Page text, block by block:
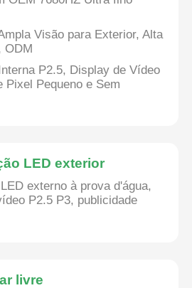
Visão para Exterior, Alta
ODM
P2.5, Display de Vídeo
Pixel Pequeno e Sem
LED exterior
externo à prova d'água,
P2.5 P3, publicidade
livre